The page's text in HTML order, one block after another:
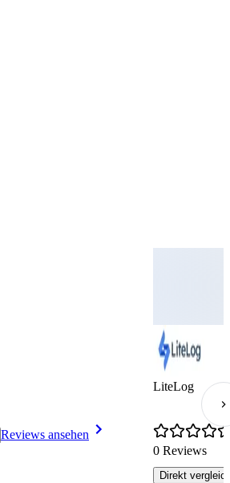
Reviews ansehen
LiteLog
0 Reviews
Direkt